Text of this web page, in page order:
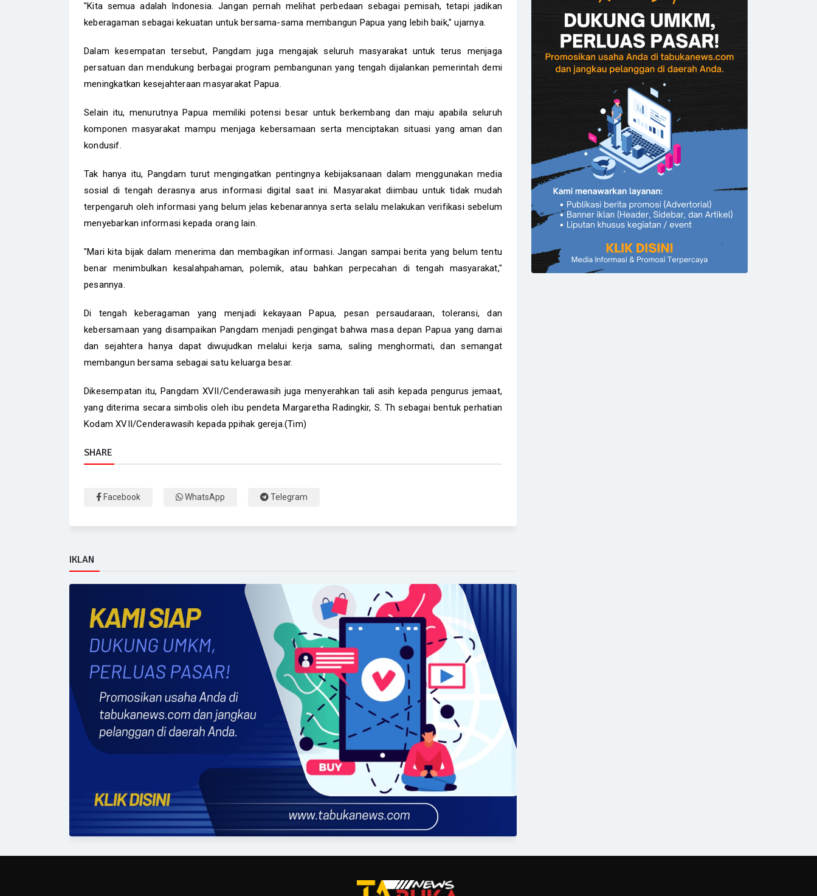
"Kita semua adalah Indonesia. Jangan pernah melihat perbedaan sebagai pemisah, tetapi jadikan
keberagaman sebagai kekuatan untuk bersama-sama membangun Papua yang lebih baik," ujarnya.
Dalam kesempatan tersebut, Pangdam juga mengajak seluruh masyarakat untuk terus menjaga
persatuan dan mendukung berbagai program pembangunan yang tengah dijalankan pemerintah demi
meningkatkan kesejahteraan masyarakat Papua.
Selain itu, menurutnya Papua memiliki potensi besar untuk berkembang dan maju apabila seluruh
komponen masyarakat mampu menjaga kebersamaan serta menciptakan situasi yang aman dan
kondusif.
Tak hanya itu, Pangdam turut mengingatkan pentingnya kebijaksanaan dalam menggunakan media
sosial di tengah derasnya arus informasi digital saat ini. Masyarakat diimbau untuk tidak mudah
terpengaruh oleh informasi yang belum jelas kebenarannya serta selalu melakukan verifikasi sebelum
menyebarkan informasi kepada orang lain.
"Mari kita bijak dalam menerima dan membagikan informasi. Jangan sampai berita yang belum tentu
benar menimbulkan kesalahpahaman, polemik, atau bahkan perpecahan di tengah masyarakat,"
pesannya.
Di tengah keberagaman yang menjadi kekayaan Papua, pesan persaudaraan, toleransi, dan
kebersamaan yang disampaikan Pangdam menjadi pengingat bahwa masa depan Papua yang damai
dan sejahtera hanya dapat diwujudkan melalui kerja sama, saling menghormati, dan semangat
membangun bersama sebagai satu keluarga besar.
Dikesempatan itu, Pangdam XVII/Cenderawasih juga menyerahkan tali asih kepada pengurus jemaat,
yang diterima secara simbolis oleh ibu pendeta Margaretha Radingkir, S. Th sebagai bentuk perhatian
Kodam XVII/Cenderawasih kepada ppihak gereja.(Tim)
SHARE
Facebook WhatsApp Telegram
IKLAN